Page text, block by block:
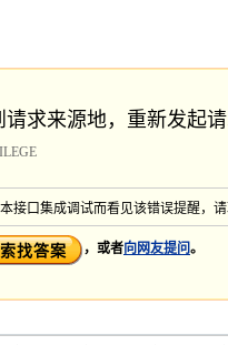
求来源地，重新发起
接口集成调试而看见该错误提醒，
，或者向网友提问。